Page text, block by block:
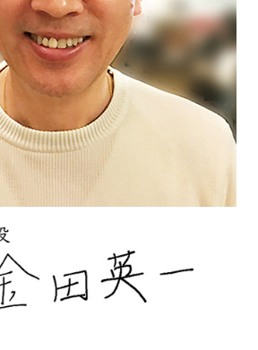
る自己評価総括表【ソレイユ】
護者評価、事業所内評価【ソレ
ソレイユ工房】
ソレイユ2】